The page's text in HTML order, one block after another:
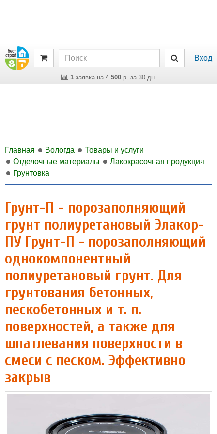
Вход
1заявка на 4 500р. за 30 дн.
Главная Вологда
Товары и услуги
Отделочные материалы
Лакокрасочная продукция
Грунтовка
Грунт-П - порозаполняющий
грунт полиуретановый Элакор-
ПУ Грунт-П - порозаполняющий
однокомпонентный
полиуретановый грунт. Для
грунтования бетонных,
пескобетонных и т. п.
поверхностей, а также для
шпатлевания поверхности в
смеси с песком. Эффективно
закрыв